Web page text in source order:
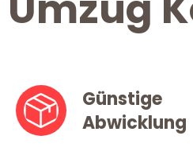
Günstige
Abwicklung